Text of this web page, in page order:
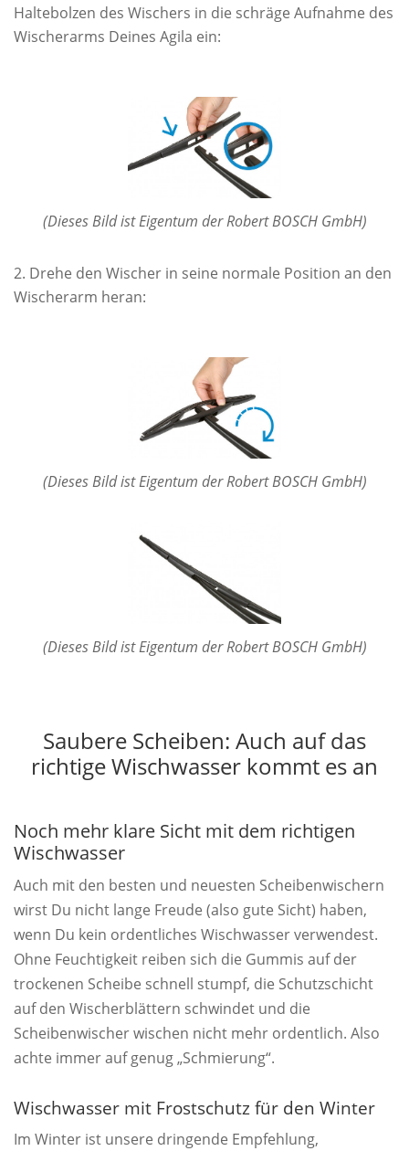
Haltebolzen des Wischers in die schräge Aufnahme des
Wischerarms Deines Agila ein:
(Dieses Bild ist Eigentum der Robert BOSCH GmbH)
Drehe den Wischer in seine normale Position an den
Wischerarm heran:
(Dieses Bild ist Eigentum der Robert BOSCH GmbH)
(Dieses Bild ist Eigentum der Robert BOSCH GmbH)
Saubere Scheiben: Auch auf das
richtige Wischwasser kommt es an
Noch mehr klare Sicht mit dem richtigen
Wischwasser
Auch mit den besten und neuesten Scheibenwischern
wirst Du nicht lange Freude (also gute Sicht) haben,
wenn Du kein ordentliches Wischwasser verwendest.
Ohne Feuchtigkeit reiben sich die Gummis auf der
trockenen Scheibe schnell stumpf, die Schutzschicht
auf den Wischerblättern schwindet und die
Scheibenwischer wischen nicht mehr ordentlich. Also
achte immer auf genug „Schmierung“.
Wischwasser mit Frostschutz für den Winter
Im Winter ist unsere dringende Empfehlung,